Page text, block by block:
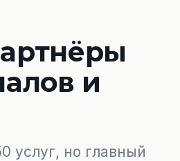
и
услуг, но главный